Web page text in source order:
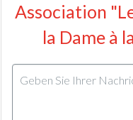
Association
la Dame à